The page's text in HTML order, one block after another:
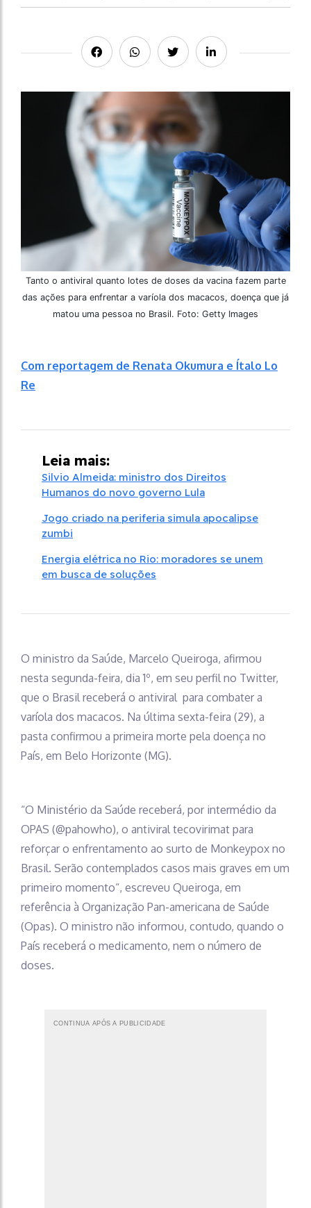
Tanto o antiviral quanto lotes de doses da vacina fazem parte
das ações para enfrentar a varíola dos macacos, doença que já
matou uma pessoa no Brasil. Foto: Getty Images
Com reportagem de Renata Okumura e Ítalo Lo
Re
Leia mais:
Silvio Almeida: ministro dos Direitos
Humanos do novo governo Lula
Jogo criado na periferia simula apocalipse
zumbi
Energia elétrica no Rio: moradores se unem
em busca de soluções
O ministro da Saúde, Marcelo Queiroga, afirmou
nesta segunda-feira, dia 1º, em seu perfil no Twitter,
que o Brasil receberá o antiviral para combater a
varíola dos macacos. Na última sexta-feira (29), a
pasta confirmou a primeira morte pela doença no
País, em Belo Horizonte (MG).
“O Ministério da Saúde receberá, por intermédio da
OPAS (@pahowho), o antiviral tecovirimat para
reforçar o enfrentamento ao surto de Monkeypox no
Brasil. Serão contemplados casos mais graves em um
primeiro momento“, escreveu Queiroga, em
referência à Organização Pan-americana de Saúde
(Opas). O ministro não informou, contudo, quando o
País receberá o medicamento, nem o número de
doses.
CONTINUA APÓS A PUBLICIDADE